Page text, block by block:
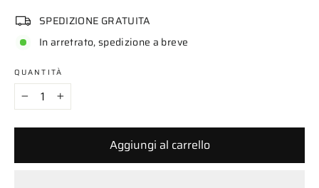
SPEDIZIONE GRATUITA
In arretrato, spedizione a breve
QUANTITÀ
+
Aggiungi al carrello